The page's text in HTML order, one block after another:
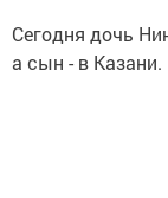
Сегодня дочь
а сын - в Казани.